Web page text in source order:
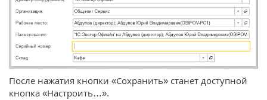
После нажатия кнопки «Сохранить» станет доступной
кнопка «Настроить…».